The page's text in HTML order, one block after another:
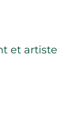
et artiste